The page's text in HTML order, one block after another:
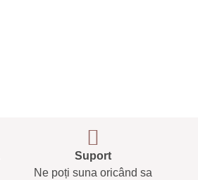
Suport
Ne poți suna oricând sa